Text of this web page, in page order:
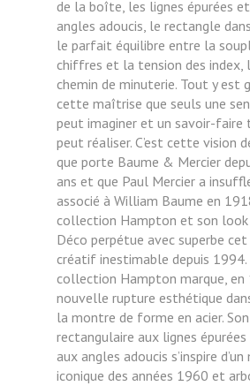
de la boîte, les lignes épurées
angles adoucis, le rectangle
le parfait équilibre entre la
chiffres et la tension des index,
chemin de minuterie. Tout y est
cette maîtrise que seuls une
peut imaginer et un savoir-faire
peut réaliser. C’est cette vision
que porte Baume & Mercier
ans et que Paul Mercier a
associé à William Baume en
collection Hampton et son
Déco perpétue avec superbe
créatif inestimable depuis 1994.
collection Hampton marque, en
nouvelle rupture esthétique
la montre de forme en acier.
rectangulaire aux lignes
aux angles adoucis s’inspire
iconique des années 1960 et